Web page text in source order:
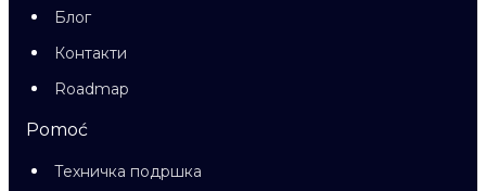
Блог
Контакти
Roadmap
Pomoć
Техничка подршка